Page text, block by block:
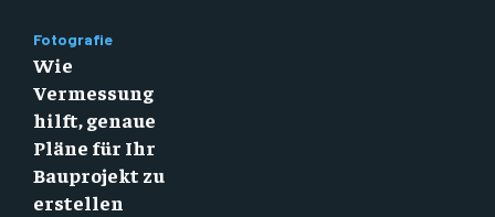
Fotografie
Wie
Vermessung
hilft, genaue
Pläne für Ihr
Bauprojekt zu
erstellen